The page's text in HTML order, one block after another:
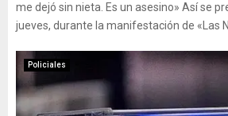
me dejó sin nieta. Es un asesino» Así se
jueves, durante la manifestación de «Las
Policiales